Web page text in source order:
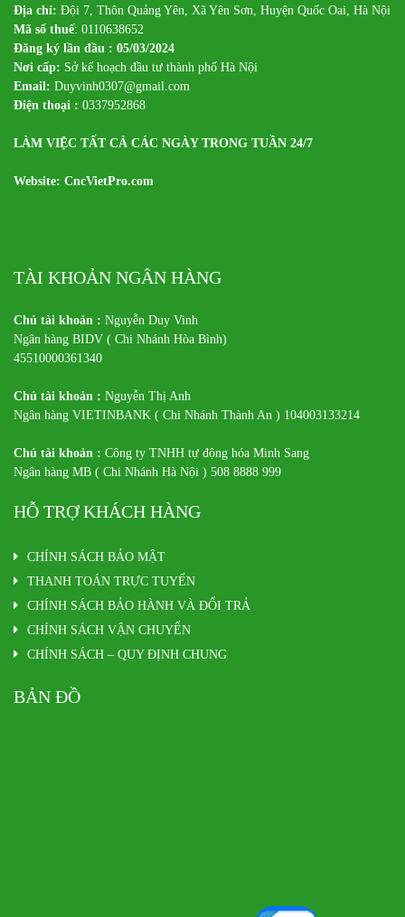
Địa chỉ: Đội 7, Thôn Quảng Yên, Xã Yên Sơn, Huyện Quốc Oai, Hà Nội
Mã số thuế: 0110638652
Đăng ký lần đầu : 05/03/2024
Nơi cấp: Sở kế hoạch đầu tư thành phố Hà Nội
Email: Duyvinh0307@gmail.com
Điện thoại : 0337952868
LÀM VIỆC TẤT CẢ CÁC NGÀY TRONG TUẦN 24/7
Website: CncVietPro.com
TÀI KHOẢN NGÂN HÀNG
Chủ tài khoản : Nguyễn Duy Vinh
Ngân hàng BIDV ( Chi Nhánh Hòa Bình)
45510000361340
Chủ tài khoản : Nguyễn Thị Anh
Ngân hàng VIETINBANK ( Chi Nhánh Thành An ) 104003133214
Chủ tài khoản : Công ty TNHH tự động hóa Minh Sang
Ngân hàng MB ( Chi Nhánh Hà Nội ) 508 8888 999
HỖ TRỢ KHÁCH HÀNG
CHÍNH SÁCH BẢO MẬT
THANH TOÁN TRỰC TUYẾN
CHÍNH SÁCH BẢO HÀNH VÀ ĐỔI TRẢ
CHÍNH SÁCH VẬN CHUYỂN
CHÍNH SÁCH – QUY ĐỊNH CHUNG
BẢN ĐỒ